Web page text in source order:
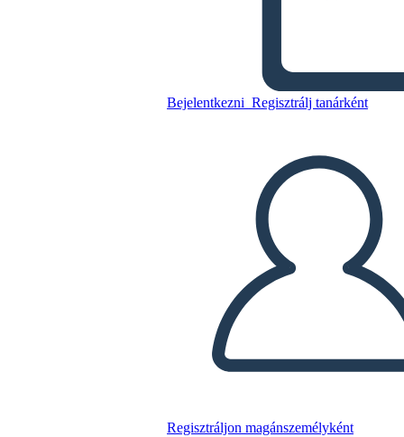
Bejelentkezni Regisztrálj tanárként
Regisztráljon magánszemélyként
KÉSZÍTSEN EGY STORYBOARDOT
DIAVETÍTÉS LEJÁTSZÁSA
OLVASS NEKEM